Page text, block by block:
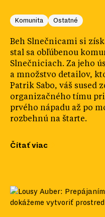
Komunita Ostatné
Beh Slnečnicami si
stal sa obľúbenou
Slnečniciach. Za jeho
a množstvo detailov,
Patrik Sabo, váš sused
organizačného tímu
prvého nápadu až po
rozbehnú na štarte.
Čítať viac